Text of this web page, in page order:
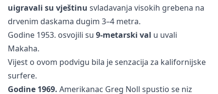
uigravali su vještinu svladavanja visokih grebena na
drvenim daskama dugim 3–4 metra.
Godine 1953. osvojili su 9-metarski val u uvali
Makaha.
Vijest o ovom podvigu bila je senzacija za kalifornijske
surfere.
Godine 1969. Amerikanac Greg Noll spustio se niz